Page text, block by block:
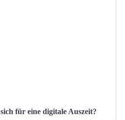
für eine digitale Auszeit?